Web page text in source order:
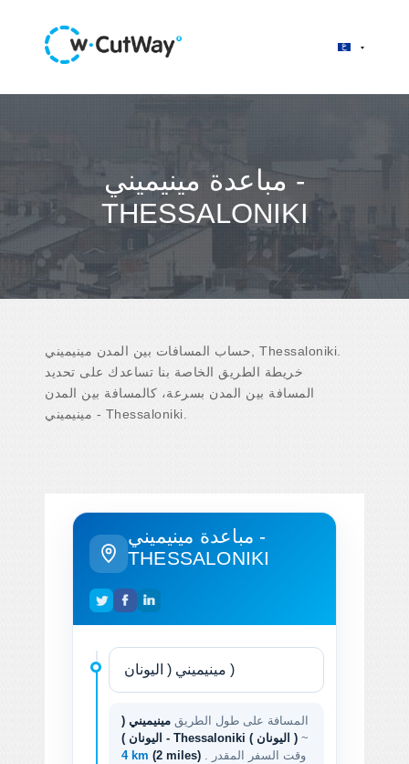
مباعدة مينيميني -
THESSALONIKI
حساب المسافات بين المدن مينيميني, Thessaloniki.
خريطة الطريق الخاصة بنا تساعدك على تحديد
المسافة بين المدن بسرعة، كالمسافة بين المدن
مينيميني - Thessaloniki.
مباعدة مينيميني -
THESSALONIKI
المسافة على طول الطريق مينيميني (
اليونان ) - Thessaloniki ( اليونان ) ~
4 km (2 miles)